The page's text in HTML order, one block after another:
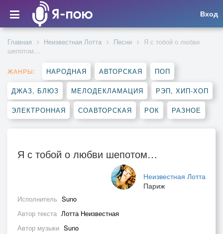
Вход
Главная Неизвестная Лотта Песни
Я с тобой о любви
шепотом…
ЖАНРЫ: НАРОДНАЯ АВТОРСКАЯ ПОП
ДЖАЗ, БЛЮЗ МЕЛОДЕКЛАМАЦИЯ РЭП, ХИП-ХОП
ЭЛЕКТРОННАЯ СОАВТОРСКАЯ РОК РАЗНОЕ
Я с тобой о любви шепотом…
Неизвестная Лотта
Париж
Исполнитель Suno
Автор текста Лотта Неизвестная
Автор музыки Suno